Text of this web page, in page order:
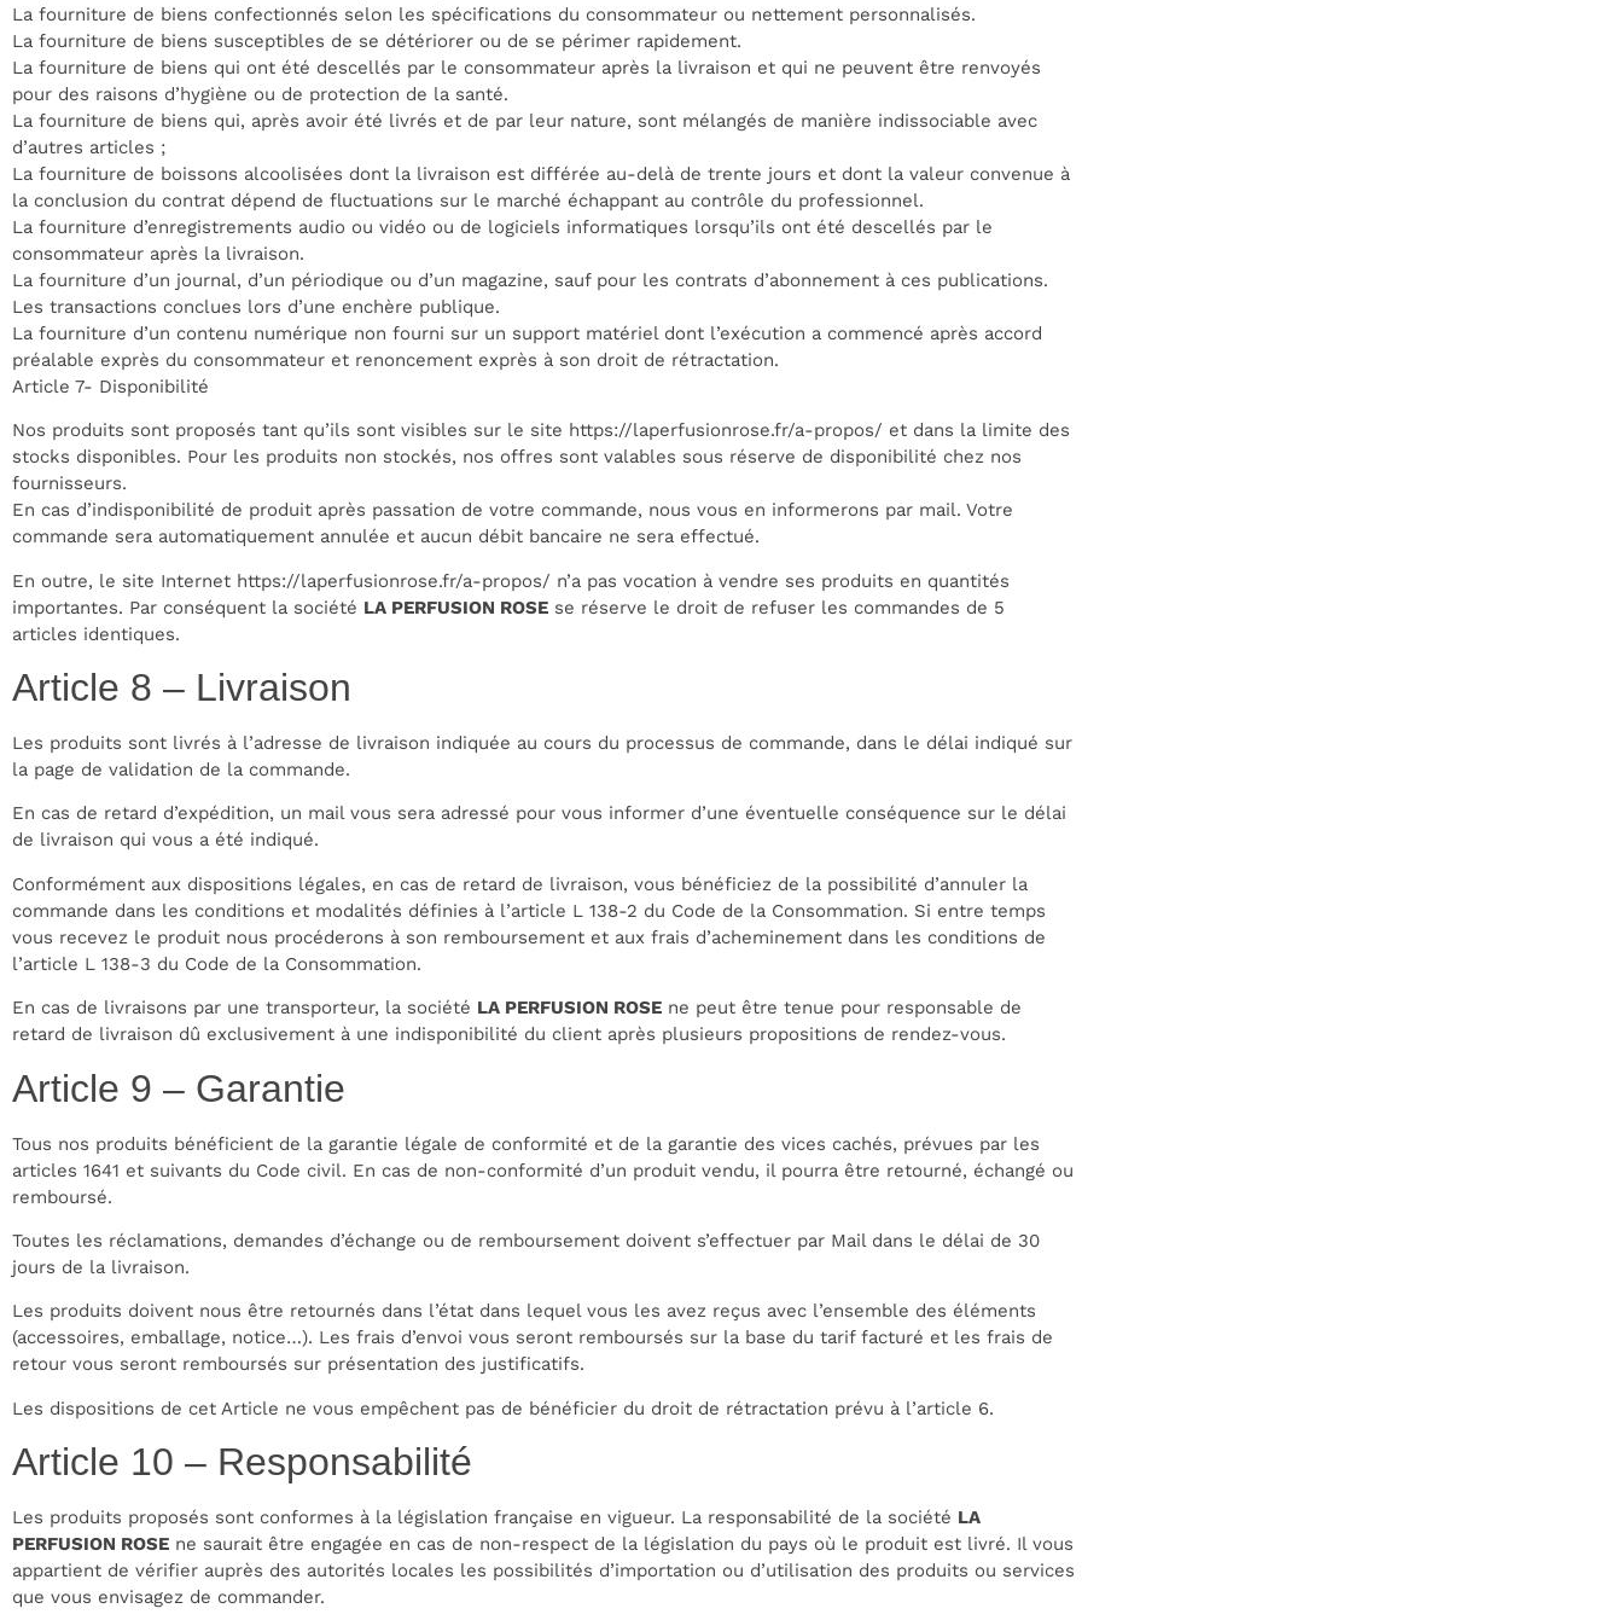
La fourniture de biens confectionnés selon les spécifications du consommateur ou nettement personnalisés.
La fourniture de biens susceptibles de se détériorer ou de se périmer rapidement.
La fourniture de biens qui ont été descellés par le consommateur après la livraison et qui ne peuvent être renvoyés
pour des raisons d’hygiène ou de protection de la santé.
La fourniture de biens qui, après avoir été livrés et de par leur nature, sont mélangés de manière indissociable avec
d’autres articles ;
La fourniture de boissons alcoolisées dont la livraison est différée au-delà de trente jours et dont la valeur convenue à
la conclusion du contrat dépend de fluctuations sur le marché échappant au contrôle du professionnel.
La fourniture d’enregistrements audio ou vidéo ou de logiciels informatiques lorsqu’ils ont été descellés par le
consommateur après la livraison.
La fourniture d’un journal, d’un périodique ou d’un magazine, sauf pour les contrats d’abonnement à ces publications.
Les transactions conclues lors d’une enchère publique.
La fourniture d’un contenu numérique non fourni sur un support matériel dont l’exécution a commencé après accord
préalable exprès du consommateur et renoncement exprès à son droit de rétractation.
Article 7- Disponibilité
Nos produits sont proposés tant qu’ils sont visibles sur le site https://laperfusionrose.fr/a-propos/ et dans la limite des
stocks disponibles. Pour les produits non stockés, nos offres sont valables sous réserve de disponibilité chez nos
fournisseurs.
En cas d’indisponibilité de produit après passation de votre commande, nous vous en informerons par mail. Votre
commande sera automatiquement annulée et aucun débit bancaire ne sera effectué.
En outre, le site Internet https://laperfusionrose.fr/a-propos/ n’a pas vocation à vendre ses produits en quantités
importantes. Par conséquent la société LA PERFUSION ROSE se réserve le droit de refuser les commandes de 5
articles identiques.
Article 8 – Livraison
Les produits sont livrés à l’adresse de livraison indiquée au cours du processus de commande, dans le délai indiqué sur
la page de validation de la commande.
En cas de retard d’expédition, un mail vous sera adressé pour vous informer d’une éventuelle conséquence sur le délai
de livraison qui vous a été indiqué.
Conformément aux dispositions légales, en cas de retard de livraison, vous bénéficiez de la possibilité d’annuler la
commande dans les conditions et modalités définies à l’article L 138-2 du Code de la Consommation. Si entre temps
vous recevez le produit nous procéderons à son remboursement et aux frais d’acheminement dans les conditions de
l’article L 138-3 du Code de la Consommation.
En cas de livraisons par une transporteur, la société LA PERFUSION ROSE ne peut être tenue pour responsable de
retard de livraison dû exclusivement à une indisponibilité du client après plusieurs propositions de rendez-vous.
Article 9 – Garantie
Tous nos produits bénéficient de la garantie légale de conformité et de la garantie des vices cachés, prévues par les
articles 1641 et suivants du Code civil. En cas de non-conformité d’un produit vendu, il pourra être retourné, échangé ou
remboursé.
Toutes les réclamations, demandes d’échange ou de remboursement doivent s’effectuer par Mail dans le délai de 30
jours de la livraison.
Les produits doivent nous être retournés dans l’état dans lequel vous les avez reçus avec l’ensemble des éléments
(accessoires, emballage, notice…). Les frais d’envoi vous seront remboursés sur la base du tarif facturé et les frais de
retour vous seront remboursés sur présentation des justificatifs.
Les dispositions de cet Article ne vous empêchent pas de bénéficier du droit de rétractation prévu à l’article 6.
Article 10 – Responsabilité
Les produits proposés sont conformes à la législation française en vigueur. La responsabilité de la société LA
PERFUSION ROSE ne saurait être engagée en cas de non-respect de la législation du pays où le produit est livré. Il vous
appartient de vérifier auprès des autorités locales les possibilités d’importation ou d’utilisation des produits ou services
que vous envisagez de commander.